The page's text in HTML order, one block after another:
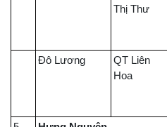
Thị Thư
Đô Lương
QT Liên
Hoa